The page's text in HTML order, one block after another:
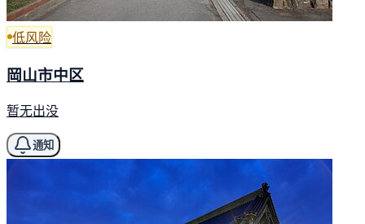
低风险
岡山市中区
暂无出没
通知